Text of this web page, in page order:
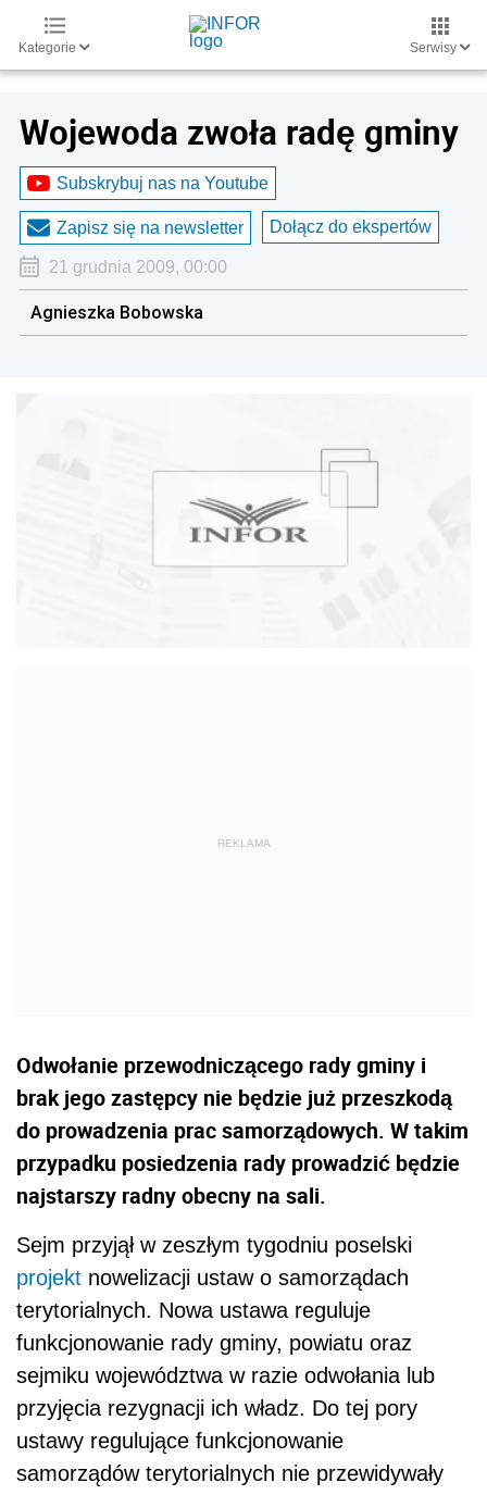
Kategorie Serwisy
Wojewoda zwoła radę gminy
Subskrybuj nas na Youtube
Zapisz się na newsletter Dołącz do ekspertów
21 grudnia 2009, 00:00
Agnieszka Bobowska
Odwołanie przewodniczącego rady gminy i
brak jego zastępcy nie będzie już przeszkodą
do prowadzenia prac samorządowych. W takim
przypadku posiedzenia rady prowadzić będzie
najstarszy radny obecny na sali.
Sejm przyjął w zeszłym tygodniu poselski
projekt nowelizacji ustaw o samorządach
terytorialnych. Nowa ustawa reguluje
funkcjonowanie rady gminy, powiatu oraz
sejmiku województwa w razie odwołania lub
przyjęcia rezygnacji ich władz. Do tej pory
ustawy regulujące funkcjonowanie
samorządów terytorialnych nie przewidywały